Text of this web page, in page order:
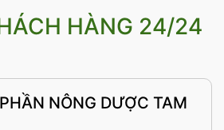
HÀNG 24/24
NÔNG DƯỢC TAM